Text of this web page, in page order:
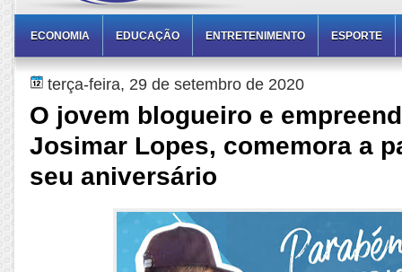
ECONOMIA EDUCAÇÃO ENTRETENIMENTO ESPORTE
terça-feira, 29 de setembro de 2020
O jovem blogueiro e
Josimar Lopes, comemora a
seu aniversário